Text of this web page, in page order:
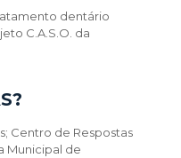
dentário
C.A.S.O. da
Centro de Respostas
Municipal de